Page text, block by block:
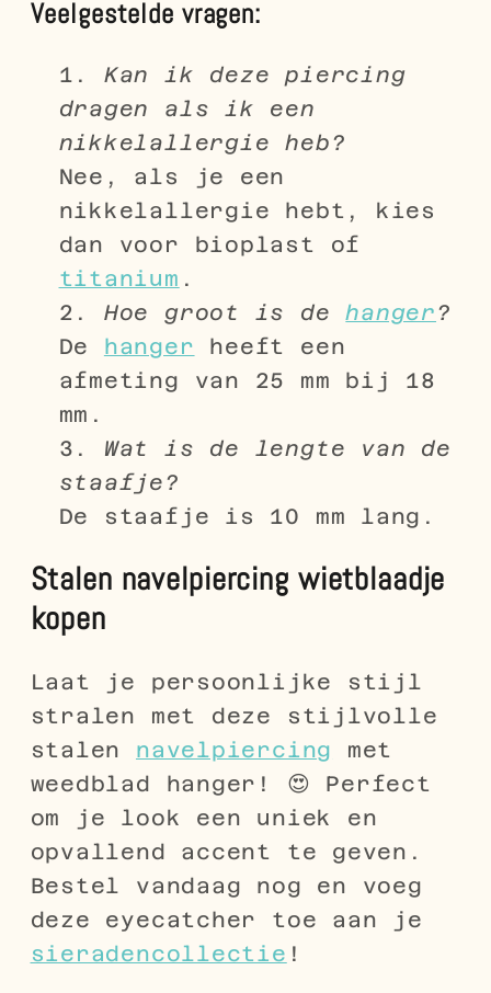
Veelgestelde vragen:
Kan ik deze piercing
dragen als ik een
nikkelallergie heb?
Nee, als je een
nikkelallergie hebt, kies
dan voor bioplast of
titanium .
Hoe groot is dehanger?
De hanger heeft een
afmeting van 25 mm bij 18
mm.
Wat is de lengte van de
staafje?
De staafje is 10 mm lang.
Stalen navelpiercing wietblaadje
kopen
Laat je persoonlijke stijl
stralen met deze stijlvolle
stalen navelpiercing met
weedblad hanger! 😍 Perfect
om je look een uniek en
opvallend accent te geven.
Bestel vandaag nog en voeg
deze eyecatcher toe aan je
sieradencollectie !